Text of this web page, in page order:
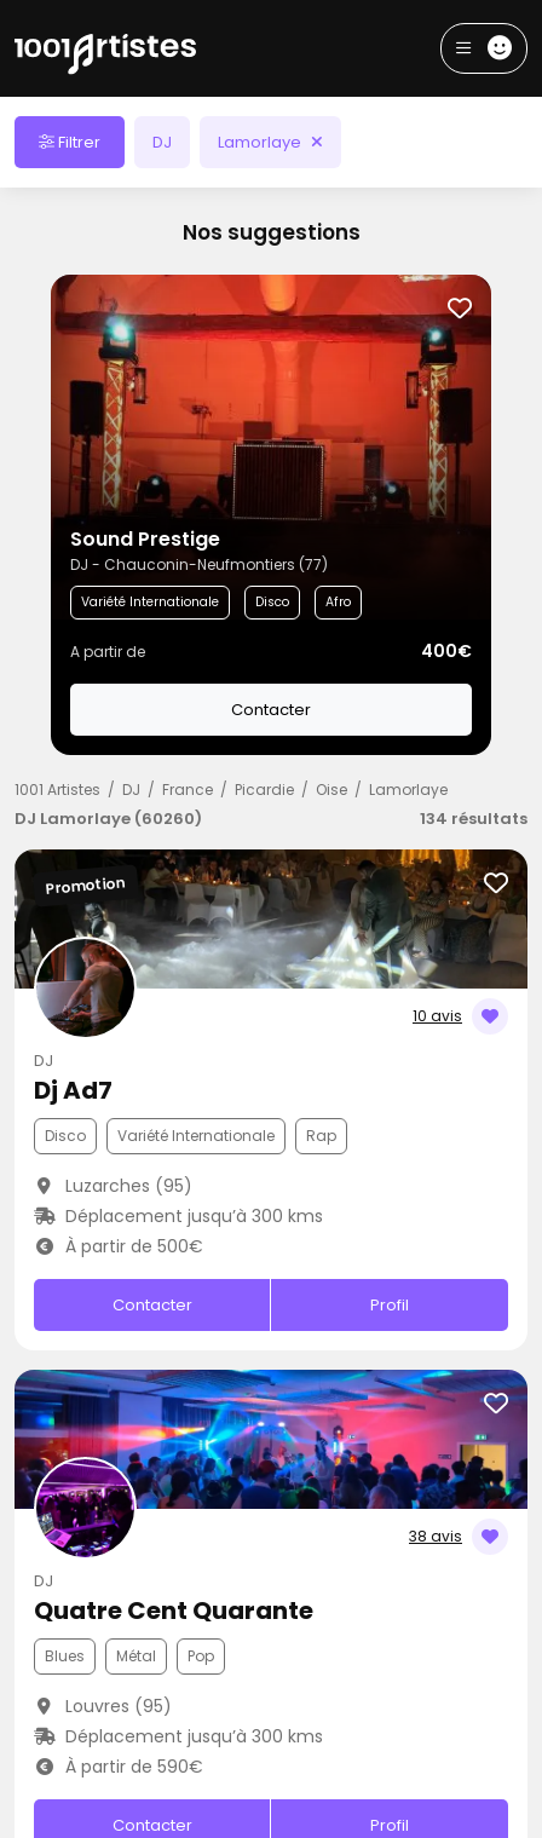
Filtrer DJ Lamorlaye
Nos suggestions
Sound Prestige
DJ - Chauconin-Neufmontiers (77)
Variété Internationale Disco Afro
A partir de 400€
Contacter
1001 Artistes DJ France Picardie Oise Lamorlaye
DJ Lamorlaye (60260) 134 résultats
10 avis
Promotion
DJ
Dj Ad7
Disco Variété Internationale Rap
Luzarches (95)
Déplacement jusqu’à 300 kms
À partir de 500€
Contacter Profil
38 avis
DJ
Quatre Cent Quarante
Blues Métal Pop
Louvres (95)
Déplacement jusqu’à 300 kms
À partir de 590€
Contacter Profil